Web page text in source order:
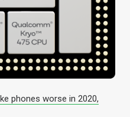
phones worse in 2020,